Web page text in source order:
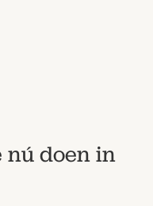
nú doen in